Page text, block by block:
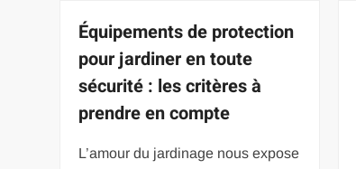
Équipements de protection
pour jardiner en toute
sécurité : les critères à
prendre en compte
L’amour du jardinage nous expose